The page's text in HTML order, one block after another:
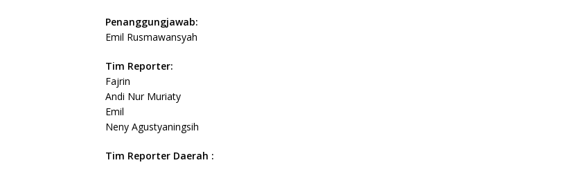
Penanggungjawab:
Emil Rusmawansyah
Tim Reporter:
Fajrin
Andi Nur Muriaty
Emil
Neny Agustyaningsih
Tim Reporter Daerah :